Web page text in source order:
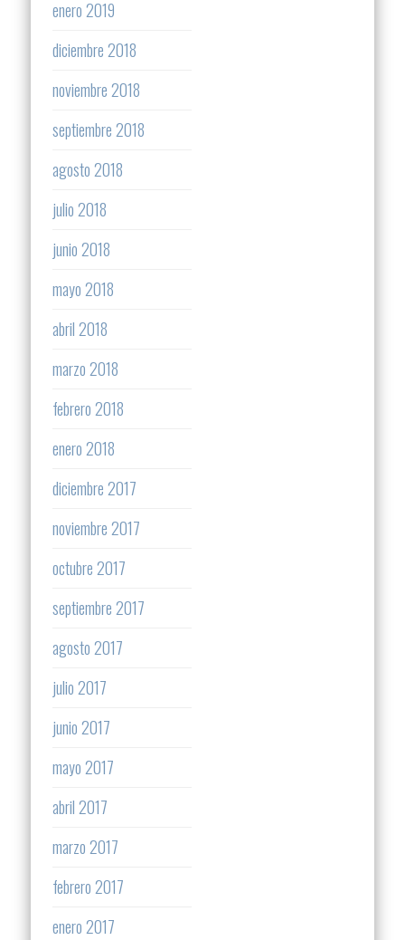
enero 2019
diciembre 2018
noviembre 2018
septiembre 2018
agosto 2018
julio 2018
junio 2018
mayo 2018
abril 2018
marzo 2018
febrero 2018
enero 2018
diciembre 2017
noviembre 2017
octubre 2017
septiembre 2017
agosto 2017
julio 2017
junio 2017
mayo 2017
abril 2017
marzo 2017
febrero 2017
enero 2017